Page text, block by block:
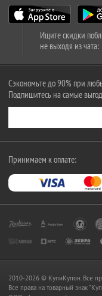
Ищите скидки
не выходя из чата:
Сэкономьте до 90% при
Подпишитесь на самые
Принимаем к оплате:
2010-2026 © КупиКупон. Все
Все права на товарный знак